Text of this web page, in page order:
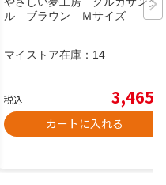
ル ブラウン Ｍサイズ
マイストア在庫： 14
税込 3,465
カートに入れる